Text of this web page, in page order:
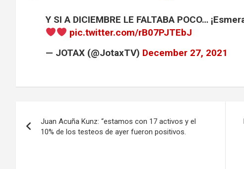
Y SI A DICIEMBRE LE FALTABA POCO…
pic.twitter.com/rB07PJTEbJ
— JOTAX (@JotaxTV) December 27, 2021
de
Juan Acuña Kunz: “estamos con 17 activos y el
10% de los testeos de ayer fueron positivos.